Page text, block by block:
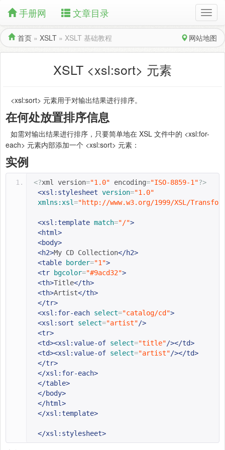
手册网 文章目录
首页 » XSLT » XSLT 基础教程 网站地图
XSLT <xsl:sort> 元素
<xsl:sort> 元素用于对输出结果进行排序。
在何处放置排序信息
如需对输出结果进行排序，只要简单地在 XSL 文件中的 <xsl:for-
each> 元素内部添加一个 <xsl:sort> 元素：
实例
<?xml version="1.0" encoding="ISO-8859-1"?>
<xsl:stylesheet version="1.0"
xmlns:xsl="http://www.w3.org/1999/XSL/
<xsl:template match="/">
<html>
<body>
<h2>My CD Collection</h2>
<table
border="1">
<tr
bgcolor="#9acd32">
<th>Title</th>
<th>Artist</th>
</tr>
<xsl:for-each select="catalog/cd">
<xsl:sort
select="artist"/>
<tr>
<td><xsl:value-of select="title"/></td>
<td><xsl:value-of select="artist"/></td>
</tr>
</xsl:for-each>
</table>
</body>
</html>
</xsl:template>
</xsl:stylesheet>